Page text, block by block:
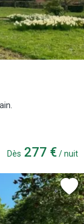
Dès 277 € / nuit